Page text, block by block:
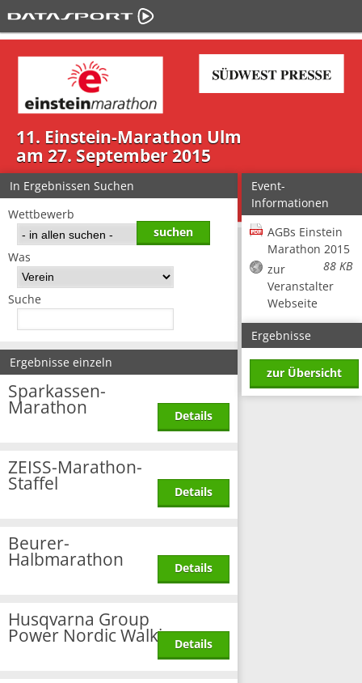
11. Einstein-Marathon Ulm
am 27. September 2015
In Ergebnissen Suchen
Wettbewerb
Was
Suche
Ergebnisse einzeln
Sparkassen-
Marathon Details
ZEISS-Marathon-
Staffel Details
Beurer-
Halbmarathon Details
Husqvarna Group
Power Nordic WalkingDetails
Event-
Informationen
AGBs Einstein
Marathon 2015
88 KB
zur
Veranstalter
Webseite
Ergebnisse
zur Übersicht